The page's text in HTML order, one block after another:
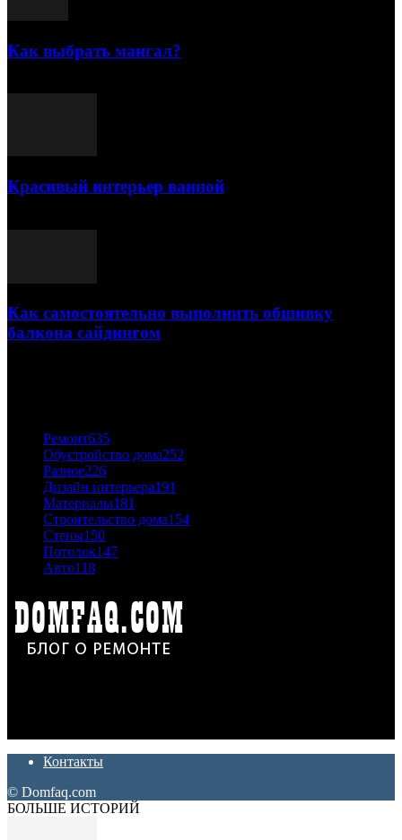
Как выбрать мангал?
Красивый интерьер ванной
Как самостоятельно выполнить обшивку
балкона сайдингом
Ремонт635
Обустройство дома252
Разное226
Дизайн интерьера191
Материалы181
Строительство дома154
Стены150
Потолок147
Авто118
Контакты
© Domfaq.com
БОЛЬШЕ ИСТОРИЙ